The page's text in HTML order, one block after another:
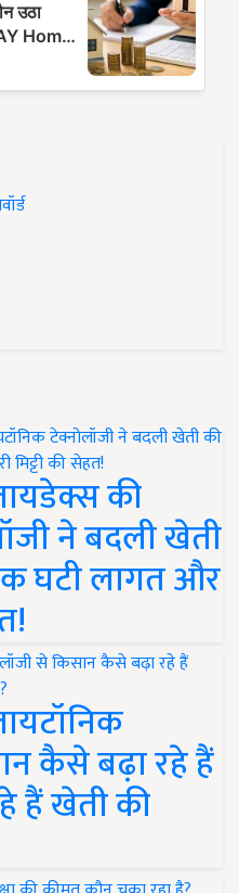
की
ने बदली खेती
घटी लागत और
कैसे बढ़ा रहे हैं
हैं खेती की